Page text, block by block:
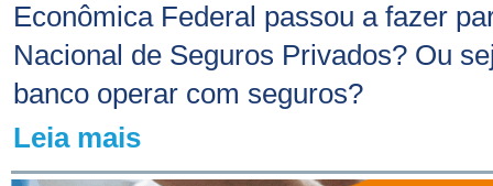
Econômica Federal passou a fazer
Nacional de Seguros Privados? Ou
banco operar com seguros?
Leia mais